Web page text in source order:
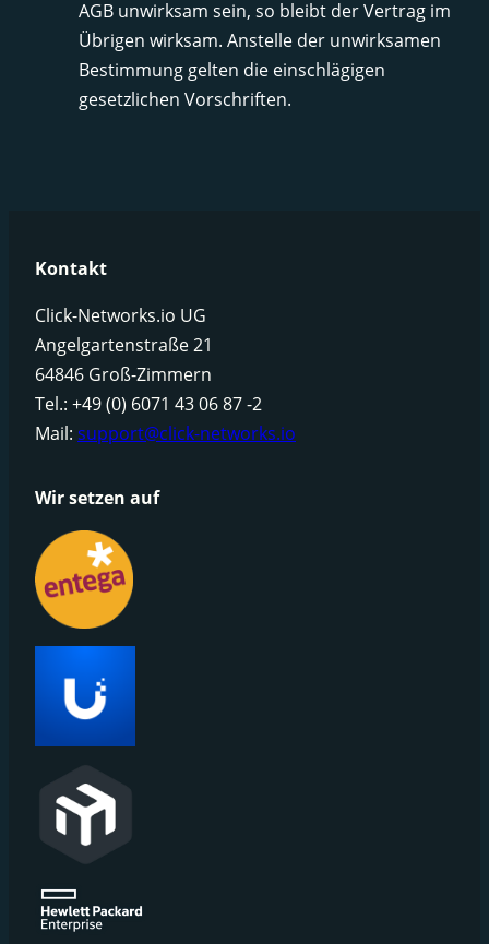
AGB unwirksam sein, so bleibt der Vertrag im
Übrigen wirksam. Anstelle der unwirksamen
Bestimmung gelten die einschlägigen
gesetzlichen Vorschriften.
Kontakt
Click-Networks.io UG
Angelgartenstraße 21
64846 Groß-Zimmern
Tel.: +49 (0) 6071 43 06 87 -2
Mail: support@click-networks.io
Wir setzen auf